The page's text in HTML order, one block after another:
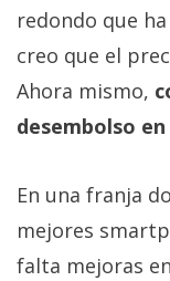
redondo que
creo que el
Ahora mismo,
desembolso
En una franja
mejores
falta mejoras